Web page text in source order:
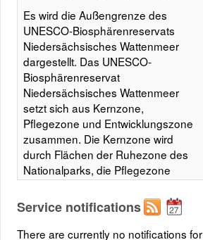
Es wird die Außengrenze des
UNESCO-Biosphärenreservats
Niedersächsisches Wattenmeer
dargestellt. Das UNESCO-
Biosphärenreservat
Niedersächsisches Wattenmeer
setzt sich aus Kernzone,
Pflegezone und Entwicklungszone
zusammen. Die Kernzone wird
durch Flächen der Ruhezone des
Nationalparks, die Pflegezone
durch Flächen der Zwischenzone
des Nationalparks und die
Entwicklungszone durch Flächen
der Erholungszone des
Service notifications
There are currently no notifications for